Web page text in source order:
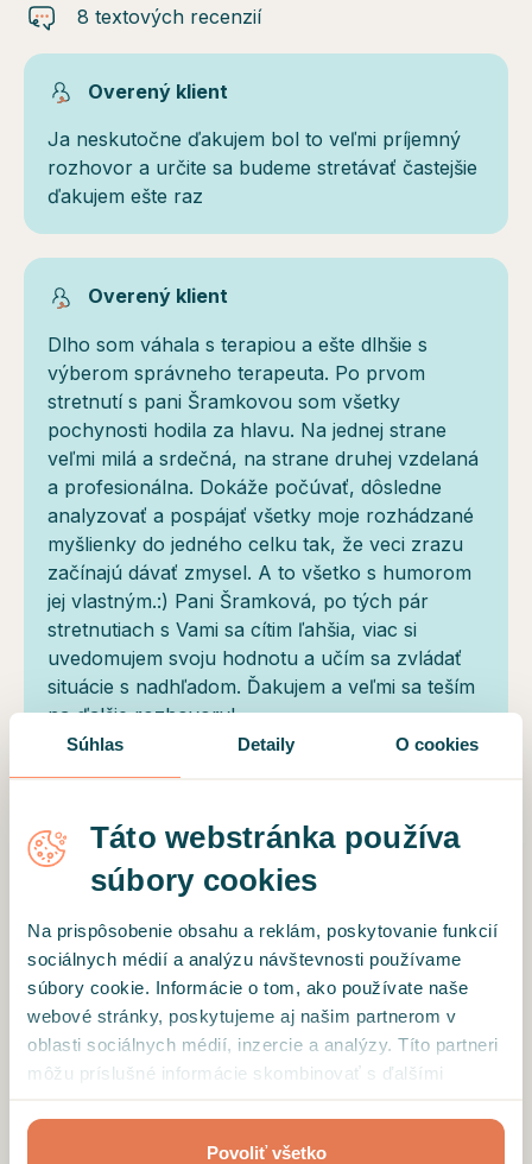
Súhlas Detaily O cookies
Táto webstránka používa
súbory cookies
Na prispôsobenie obsahu a reklám, poskytovanie funkcií
sociálnych médií a analýzu návštevnosti používame
súbory cookie. Informácie o tom, ako používate naše
webové stránky, poskytujeme aj našim partnerom v
oblasti sociálnych médií, inzercie a analýzy. Títo partneri
môžu príslušné informácie skombinovať s ďalšími
keď ste používali ich služby.
Povoliť všetko
8 textových recenzií
Overený klient
Ja neskutočne ďakujem bol to veľmi príjemný
rozhovor a určite sa budeme stretávať častejšie
ďakujem ešte raz
Overený klient
Dlho som váhala s terapiou a ešte dlhšie s
výberom správneho terapeuta. Po prvom
stretnutí s pani Šramkovou som všetky
pochynosti hodila za hlavu. Na jednej strane
veľmi milá a srdečná, na strane druhej vzdelaná
a profesionálna. Dokáže počúvať, dôsledne
analyzovať a pospájať všetky moje rozhádzané
myšlienky do jedného celku tak, že veci zrazu
začínajú dávať zmysel. A to všetko s humorom
jej vlastným.:) Pani Šramková, po tých pár
stretnutiach s Vami sa cítim ľahšia, viac si
uvedomujem svoju hodnotu a učím sa zvládať
situácie s nadhľadom. Ďakujem a veľmi sa teším
na ďalšie rozhovory!
Perfektná terapeutka s veľmi ľudským a
profesionálnym prístupom. Odporúčam na 100
%! 🙂
NAČÍTAŤ ĎALŠIE RECENZIE